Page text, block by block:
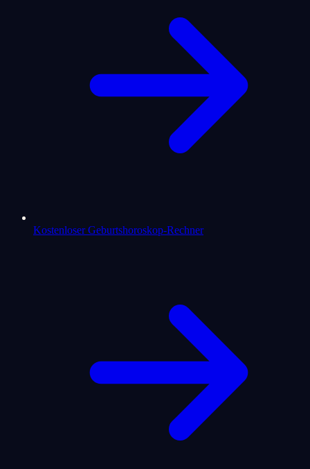
Kostenloser Geburtshoroskop-Rechner